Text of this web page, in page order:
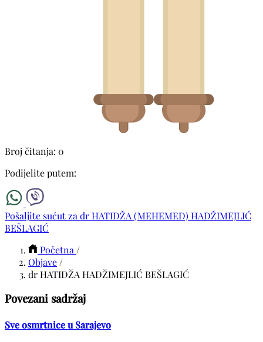
Broj čitanja: 0
Podijelite putem:
Pošaljite sućut za dr HATIDŽA (MEHEMED) HADŽIMEJLIĆ
BEŠLAGIĆ
Početna /
Objave /
dr HATIDŽA HADŽIMEJLIĆ BEŠLAGIĆ
Povezani sadržaj
Sve osmrtnice u Sarajevo